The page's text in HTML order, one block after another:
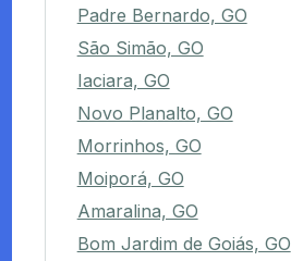
Padre Bernardo, GO
São Simão, GO
Iaciara, GO
Novo Planalto, GO
Morrinhos, GO
Moiporá, GO
Amaralina, GO
Bom Jardim de Goiás, GO